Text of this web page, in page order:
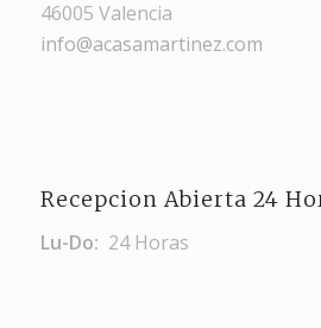
46005 Valencia
info@acasamartinez.com
Recepcion Abierta 24
Lu-Do: 24 Horas